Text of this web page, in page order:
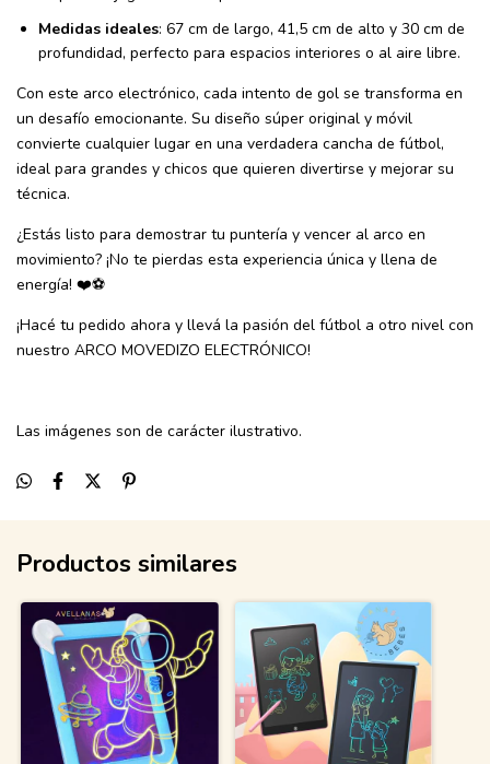
Medidas ideales: 67 cm de largo, 41,5 cm de alto y 30 cm de
profundidad, perfecto para espacios interiores o al aire libre.
Con este arco electrónico, cada intento de gol se transforma en
un desafío emocionante. Su diseño súper original y móvil
convierte cualquier lugar en una verdadera cancha de fútbol,
ideal para grandes y chicos que quieren divertirse y mejorar su
técnica.
¿Estás listo para demostrar tu puntería y vencer al arco en
movimiento? ¡No te pierdas esta experiencia única y llena de
energía! ❤️⚽
¡Hacé tu pedido ahora y llevá la pasión del fútbol a otro nivel con
nuestro ARCO MOVEDIZO ELECTRÓNICO!
Las imágenes son de carácter ilustrativo.
Productos similares